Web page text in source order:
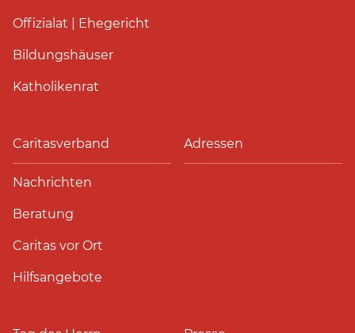
Offizialat | Ehegericht
Bildungshäuser
Katholikenrat
Caritasverband
Nachrichten
Beratung
Caritas vor Ort
Hilfsangebote
Adressen